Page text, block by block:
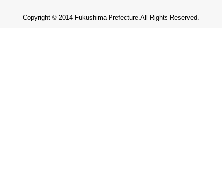
Copyright © 2014 Fukushima Prefecture.All Rights Reserved.